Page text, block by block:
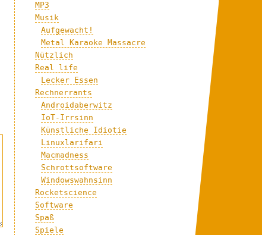
MP3
Musik
Aufgewacht!
Metal Karaoke Massacre
Nützlich
Real life
Lecker Essen
Rechnerrants
Androidaberwitz
IoT-Irrsinn
Künstliche Idiotie
Linuxlarifari
Macmadness
Schrottsoftware
Windowswahnsinn
Rocketscience
Software
Spaß
Spiele